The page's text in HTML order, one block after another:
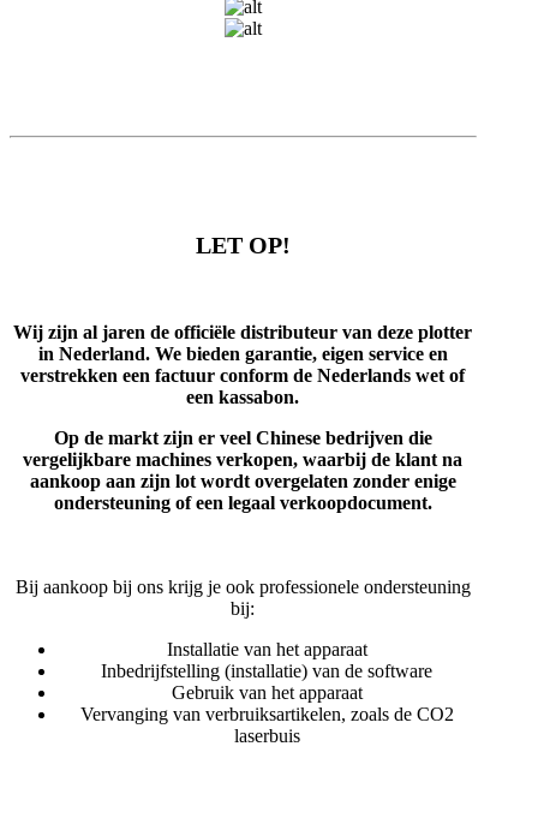
LET OP!
Wij zijn al jaren de officiële distributeur van deze plotter
in Nederland. We bieden garantie, eigen serviceen
verstrekken een factuur conform de Nederlands wet of
een kassabon.
Op de markt zijn er veel Chinese bedrijven die
vergelijkbare machines verkopen, waarbij de klant na
aankoop aan zijn lot wordt overgelaten zonder enige
ondersteuning of een legaal verkoopdocument.
Bij aankoop bij ons krijg je ook professionele ondersteuning
bij:
Installatie van het apparaat
Inbedrijfstelling (installatie) van de software
Gebruik van het apparaat
Vervanging van verbruiksartikelen, zoals de CO2
laserbuis